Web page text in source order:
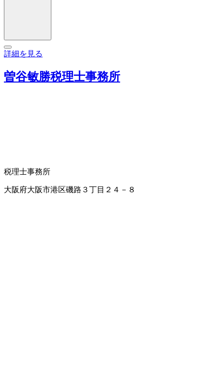
詳細を見る
曽谷敏勝税理士事務所
税理士事務所
大阪府大阪市港区磯路３丁目２４－８